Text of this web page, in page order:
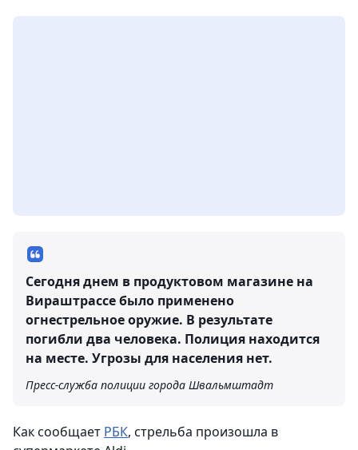
Сегодня днем ​​в продуктовом магазине на
Вираштрассе было применено
огнестрельное оружие. В результате
погибли два человека. Полиция находится
на месте. Угрозы для населения нет.
Пресс-служба полиции города Швальмштадт
Как сообщает РБК, стрельба произошла в